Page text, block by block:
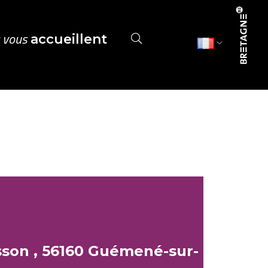
accueillent
, 56160 Guémené-sur-